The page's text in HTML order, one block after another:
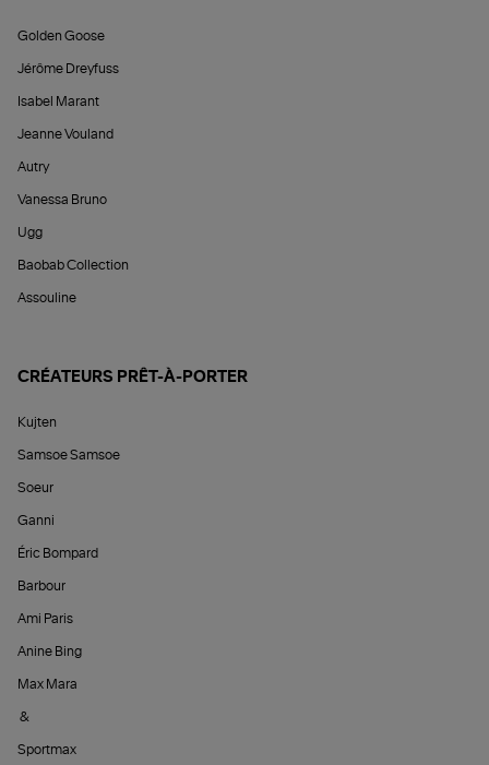
Golden Goose
Jérôme Dreyfuss
Isabel Marant
Jeanne Vouland
Autry
Vanessa Bruno
Ugg
Baobab Collection
Assouline
CRÉATEURS PRÊT-À-PORTER
Kujten
Samsoe Samsoe
Soeur
Ganni
Éric Bompard
Barbour
Ami Paris
Anine Bing
Max Mara
&
Sportmax